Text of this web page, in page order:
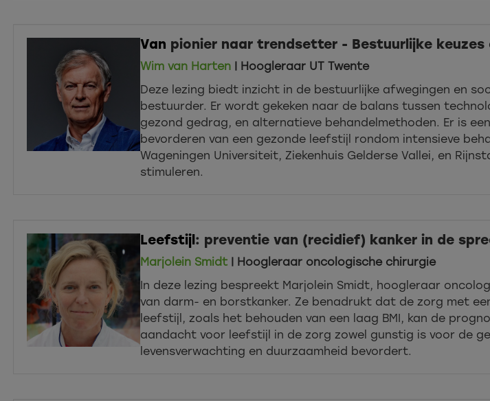
Van pionier naar trendsetter - Bestuurlijke keuzes
Wim van Harten| Hoogleraar UT Twente
Deze lezing biedt inzicht in de bestuurlijke afwegingen en
bestuurder. Er wordt gekeken naar de balans tussen
gezond gedrag, en alternatieve behandelmethoden. Er is
bevorderen van een gezonde leefstijl rondom intensieve
Wageningen Universiteit, Ziekenhuis Gelderse Vallei, en
stimuleren.
Leefstijl: preventie van (recidief) kanker in de
Marjolein Smidt| Hoogleraar oncologische chirurgie
In deze lezing bespreekt Marjolein Smidt, hoogleraar
van darm- en borstkanker. Ze benadrukt dat de zorg met
leefstijl, zoals het behouden van een laag BMI, kan de
aandacht voor leefstijl in de zorg zowel gunstig is voor de
levensverwachting en duurzaamheid bevordert.